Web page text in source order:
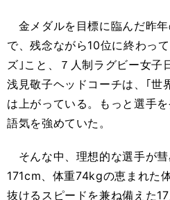
金メダルを目標に臨んだ昨
で、残念ながら10位に終わっ
ズ｣こと、７人制ラグビー女子
浅見敬子ヘッドコーチは、｢世
は上がっている。もっと選手
語気を強めていた。
そんな中、理想的な選手が
171cm、体重74kgの恵まれた
抜けるスピードを兼ね備えた